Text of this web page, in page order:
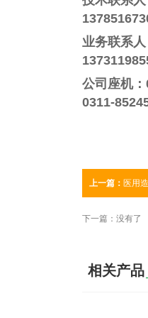
业务联
公司座机
0311-
上一篇： 医用
下一篇：没有了
相关产品